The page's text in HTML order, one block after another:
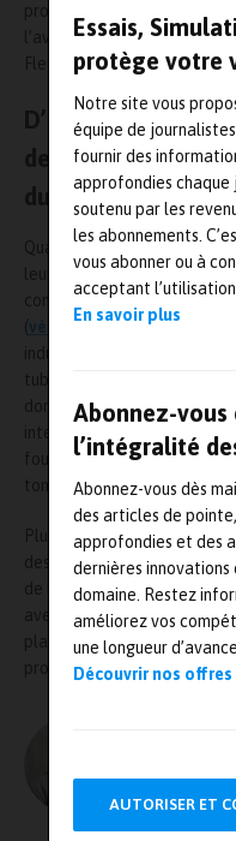
Essais,
protège votre
Notre site vous
équipe de
fournir des
approfondies
soutenu par les
les abonnements.
vous abonner ou à
acceptant l’utilisation
En savoir plus
Abonnez-vous
l’intégralité
Abonnez-vous dès
des articles de
approfondies et des
dernières
domaine. Restez
améliorez vos
une longueur
Découvrir nos offres
AUTORISER ET
programme scientifique. Il
l’avancement des travaux.
Fleche validera ensuite ces
D’importants
de recherche pour
du CEA
Quant au laboratoire Pprime
leurs moyens et leurs
concernent notamment la
(vélocimétriepar images
induite par laser, …), des
tubes à choc…) et une
domaine des grandes
interféromètres laser…). Les
fournir des outils d’analyse
tomographie,
Plusieurs projets de
des transitions de phase de
de l’amortissement des
avec leCEA-Cesta.
place de nouvelles
prochain.
Olivier